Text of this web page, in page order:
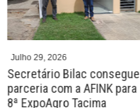
Julho 29, 2026
Secretário Bilac consegue
parceria com a AFINK para
8ª ExpoAgro Tacima